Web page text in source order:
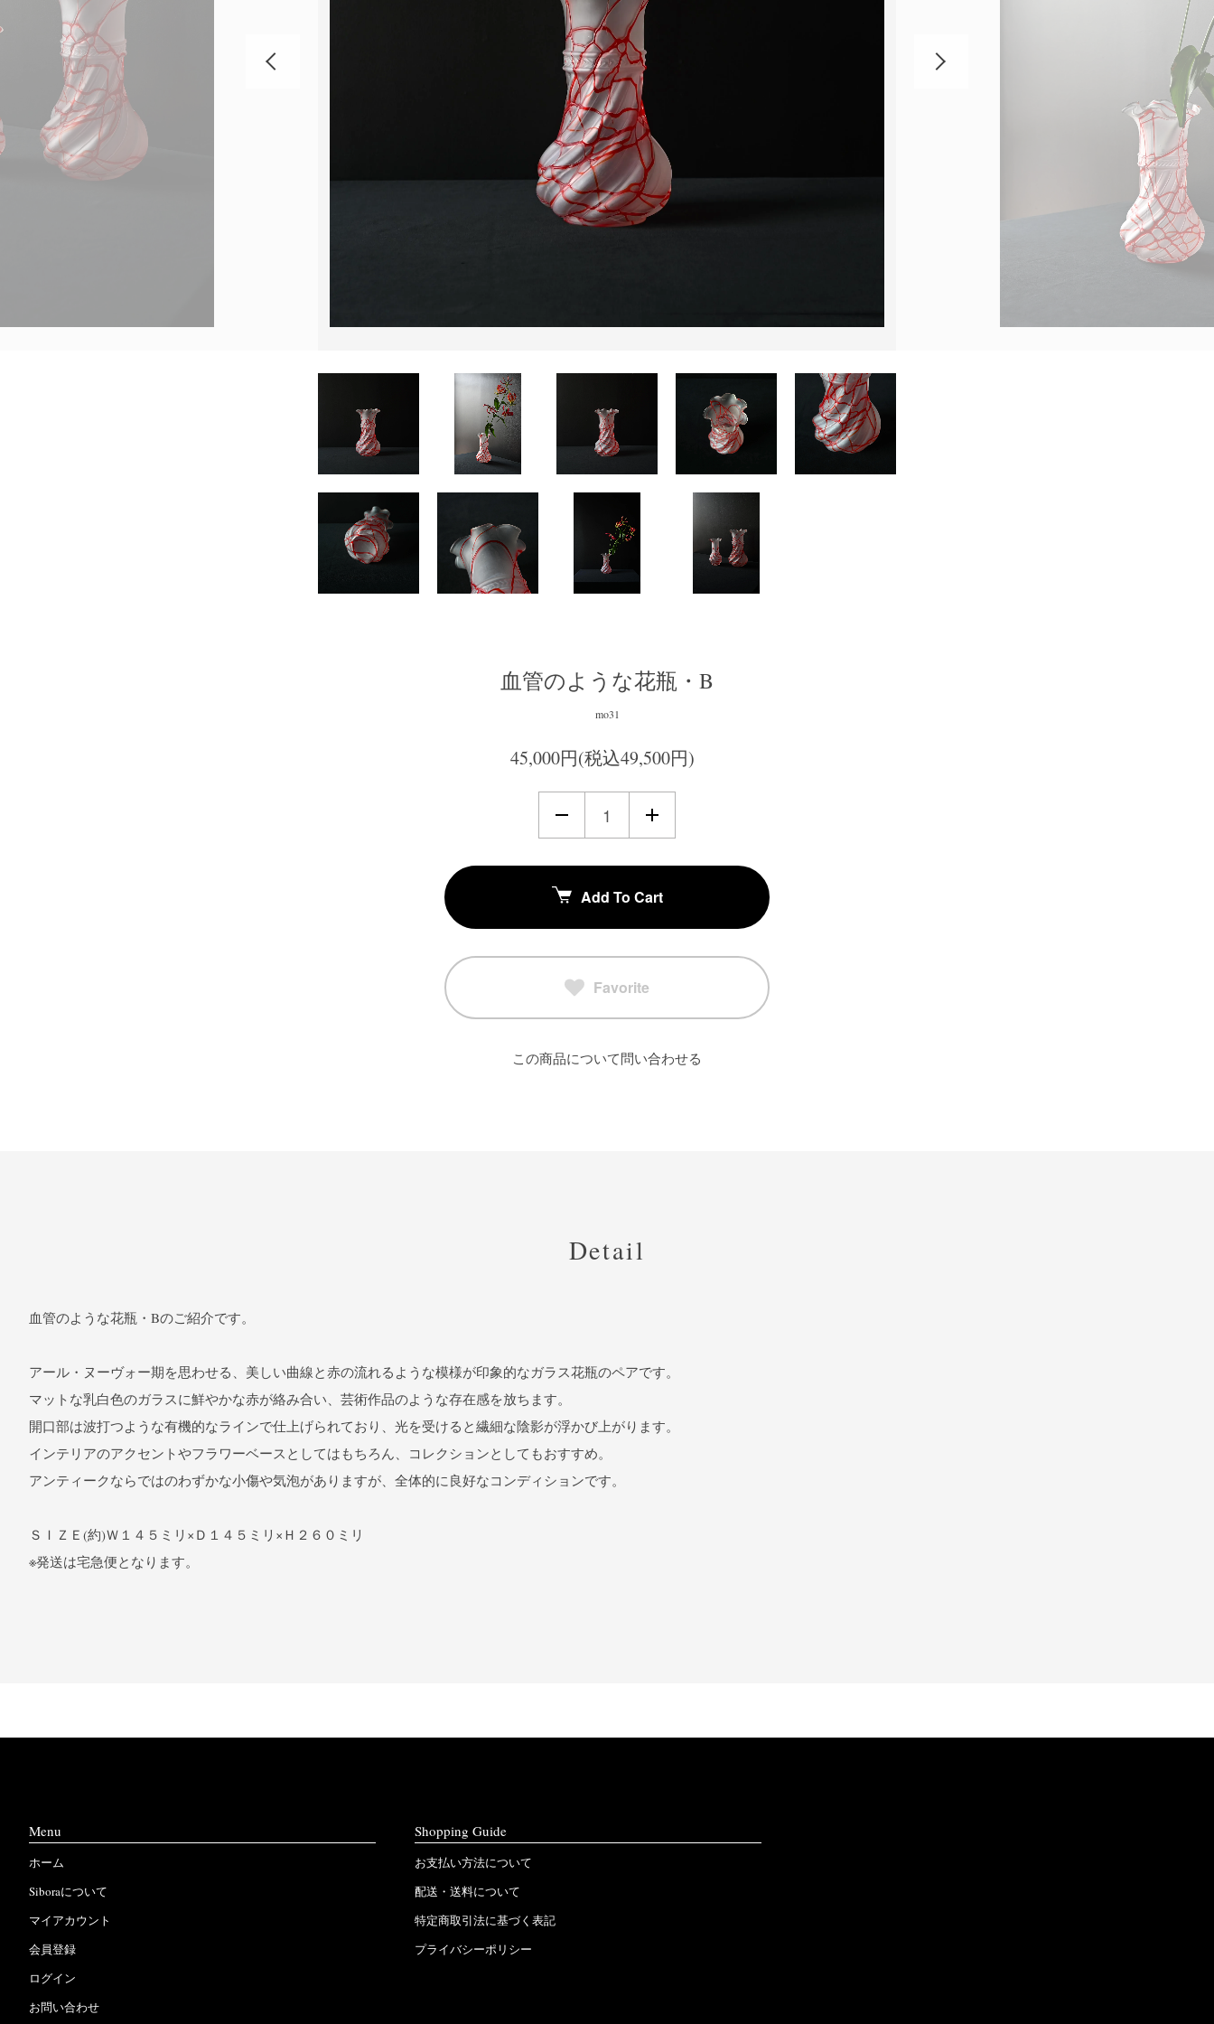
血管のような花瓶・B
mo31
45,000円(税込49,500円)
Add To Cart
Favorite
この商品について問い合わせる
Detail
血管のような花瓶・Bのご紹介です。
アール・ヌーヴォー期を思わせる、美しい曲線と赤の流れるような模様が印象的なガラス花瓶のペアです。
マットな乳白色のガラスに鮮やかな赤が絡み合い、芸術作品のような存在感を放ちます。
開口部は波打つような有機的なラインで仕上げられており、光を受けると繊細な陰影が浮かび上がります。
インテリアのアクセントやフラワーベースとしてはもちろん、コレクションとしてもおすすめ。
アンティークならではのわずかな小傷や気泡がありますが、全体的に良好なコンディションです。
ＳＩＺＥ(約)Ｗ１４５ミリ×Ｄ１４５ミリ×Ｈ２６０ミリ
※発送は宅急便となります。
Menu
ホーム
Siboraについて
マイアカウント
会員登録
ログイン
お問い合わせ
Shopping Guide
お支払い方法について
配送・送料について
特定商取引法に基づく表記
プライバシーポリシー